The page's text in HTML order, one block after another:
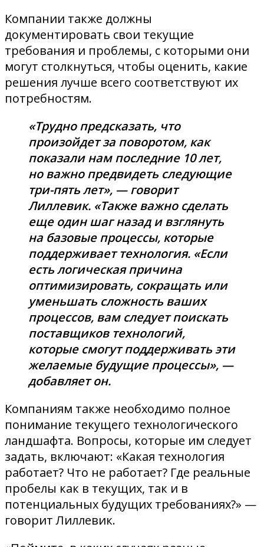
Компании также должны
документировать свои текущие
требования и проблемы, с которыми они
могут столкнуться, чтобы оценить, какие
решения лучше всего соответствуют их
потребностям.
«Трудно предсказать, что
произойдет за поворотом, как
показали нам последние 10 лет,
но важно предвидеть следующие
три-пять лет», — говорит
Лиллевик. «Также важно сделать
еще один шаг назад и взглянуть
на базовые процессы, которые
поддерживает технология. «Если
есть логическая причина
оптимизировать, сокращать или
уменьшать сложность ваших
процессов, вам следует поискать
поставщиков технологий,
которые смогут поддерживать эти
желаемые будущие процессы», —
добавляет он.
Компаниям также необходимо полное
понимание текущего технологического
ландшафта. Вопросы, которые им следует
задать, включают: «Какая технология
работает? Что не работает? Где реальные
пробелы как в текущих, так и в
потенциальных будущих требованиях?» —
говорит Лиллевик.